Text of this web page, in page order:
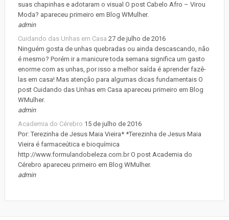
suas chapinhas e adotaram o visual O post Cabelo Afro – Virou
Moda? apareceu primeiro em Blog WMulher.
admin
Cuidando das Unhas em Casa 27 de julho de 2016
Ninguém gosta de unhas quebradas ou ainda descascando, não
é mesmo? Porém ir a manicure toda semana significa um gasto
enorme com as unhas, por isso a melhor saída é aprender fazê-
las em casa! Mas atenção para algumas dicas fundamentais O
post Cuidando das Unhas em Casa apareceu primeiro em Blog
WMulher.
admin
Academia do Cérebro 15 de julho de 2016
Por: Terezinha de Jesus Maia Vieira* *Terezinha de Jesus Maia
Vieira é farmaceútica e bioquímica
http://www.formulandobeleza.com.br O post Academia do
Cérebro apareceu primeiro em Blog WMulher.
admin